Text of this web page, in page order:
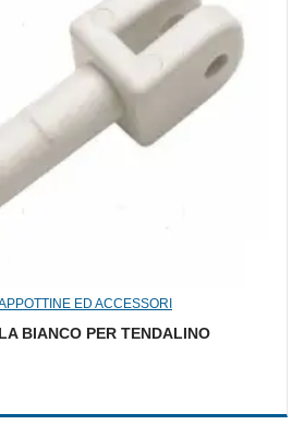
ED ACCESSORI
BIANCO PER TENDALINO
era: 1,50 €.
attuale è: 0,75 €.